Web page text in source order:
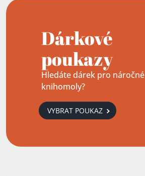
Dárkové
poukazy
Hledáte dárek pro náročné
knihomoly?
VYBRAT POUKAZ